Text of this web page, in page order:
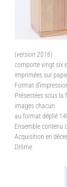
(version 2016)
comporte vingt six
imprimées sur
Format
Présentées sous
images chacun
au format déplié
Ensemble contenu
Acquisition en
Drôme